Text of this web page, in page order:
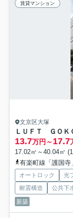
賃貸マンション
文京区大塚
ＬＵＦＴ ＧＯＫ
13.7万円～17.7
17.02㎡～40.04㎡
有楽町線「護国寺
オートロック 光
耐震構造
公共下
新築